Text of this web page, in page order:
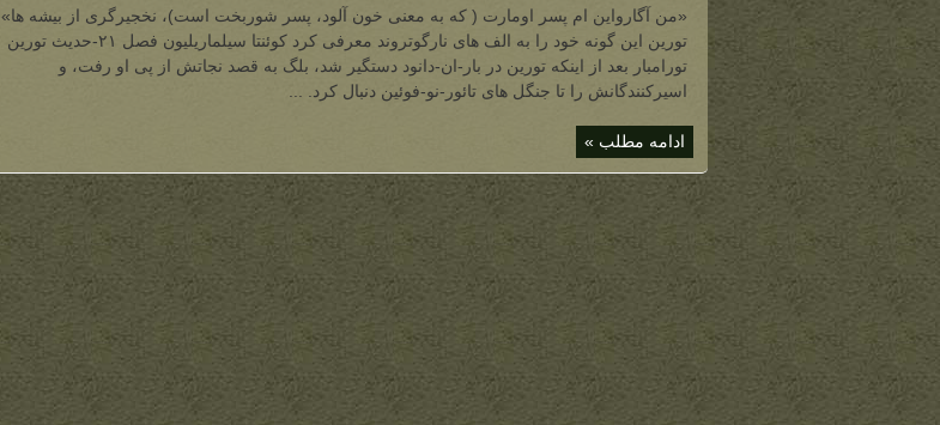
آلود)
«من آگارواین ام پسر اومارت ( که به معنی خون آلود، پسر شوربخت است)، نخجیرگری از بیشه ها»
تورین این گونه خود را به الف های نارگوتروند معرفی کرد کوئنتا سیلماریلیون فصل ۲۱-حدیث تورین
تورامبار بعد از اینکه تورین در بار-ان-دانود دستگیر شد، بلگ به قصد نجاتش از پی او رفت، و
اسیرکنندگانش را تا جنگل های تائور-نو-فوئین دنبال کرد. ...
ادامه مطلب »